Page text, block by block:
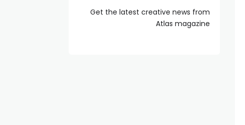
Get the latest creative news from
Atlas magazine